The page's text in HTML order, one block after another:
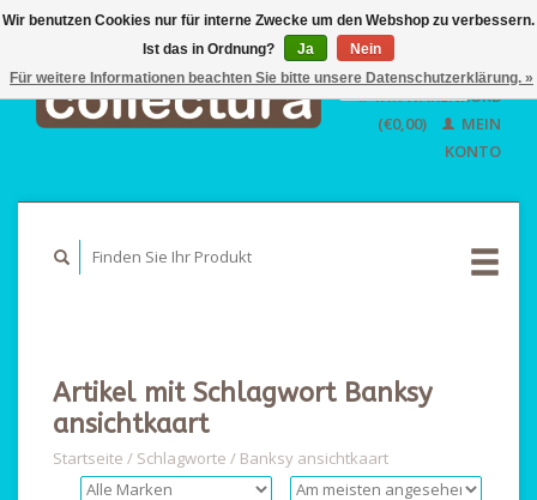
EUR
GBP
USD
Deutsch
English
IHR WARENKORB
(€0,00)
MEIN
KONTO
Artikel mit Schlagwort Banksy
ansichtkaart
Startseite / Schlagworte / Banksy ansichtkaart
Wir benutzen Cookies nur für interne Zwecke um den Webshop zu verbessern.
Ist das in Ordnung?
Ja
Nein
Für weitere Informationen beachten Sie bitte unsere Datenschutzerklärung. »